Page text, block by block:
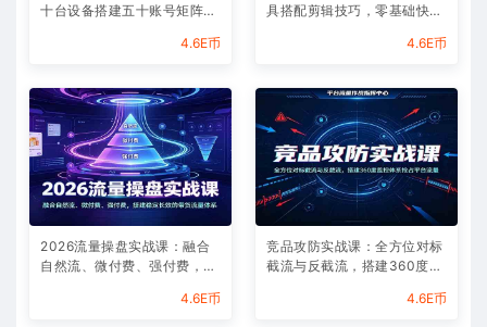
十台设备搭建五十账号矩阵，
4.6E币
具搭配剪辑技巧，零基础快速
4.6E币
2026流量操盘实战课：融合
自然流、微付费、强付费，搭
4.6E币
竞品攻防实战课：全方位对标
截流与反截流，搭建360度监
4.6E币